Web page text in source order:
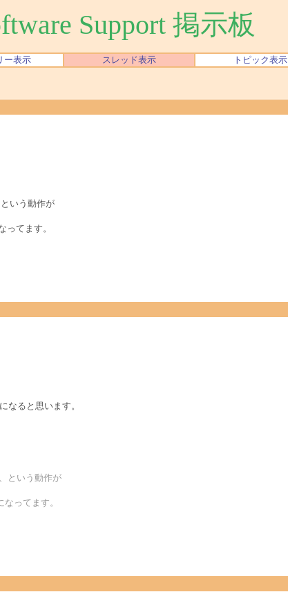
Support 掲示板
ー表示 スレッド表示 トピック表示
いう動作が
ってます。
なると思います。
という動作が
ってます。